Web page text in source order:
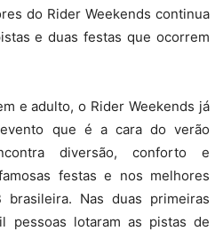
do Rider Weekends continua
e duas festas que ocorrem
e adulto, o Rider Weekends já
que é a cara do verão
diversão, conforto e
festas e nos melhores
Nas duas primeiras
pessoas lotaram as pistas de